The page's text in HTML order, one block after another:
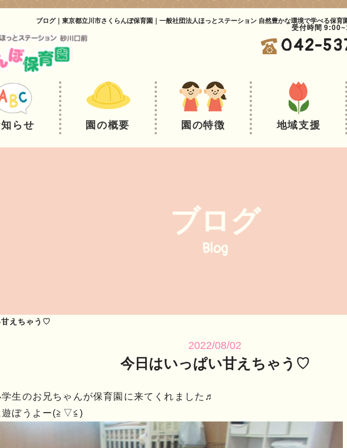
ブログ｜東京都立川市さくらんぼ保育園｜一般社団法人ほっとステーション 自然豊かな環境で学べる保育
受付時間
042-
らせ 園の概要 園の特徴 地域支援
ブログ
Blog
甘えちゃう♡
2022/08/02
今日はいっぱい甘えちゃう♡
生のお兄ちゃんが保育園に来てくれました♬
遊ぼうよー(≧▽≦)